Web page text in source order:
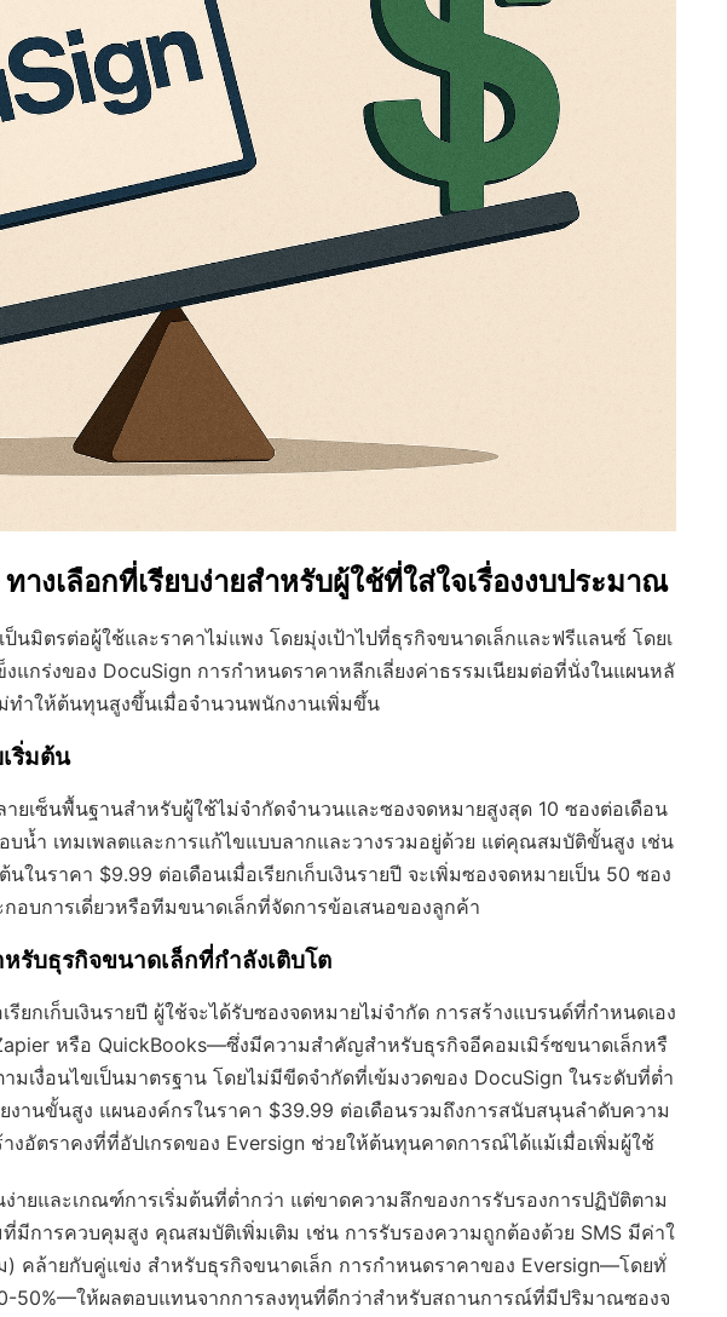
งเลือกที่เรียบง่ายสำหรับผู้ใช้ที่ใส่ใจเรื่องงบประมาณ
ป็นมิตรต่อผู้ใช้และราคาไม่แพง โดยมุ่งเป้าไปที่ธุรกิจขนาดเล็กและฟรีแลนซ์ โดยเ
แกร่งของ DocuSign การกำหนดราคาหลีกเลี่ยงค่าธรรมเนียมต่อที่นั่งในแผนหลั
ทำให้ต้นทุนสูงขึ้นเมื่อจำนวนพนักงานเพิ่มขึ้น
ริ่มต้น
ยเซ็นพื้นฐานสำหรับผู้ใช้ไม่จำกัดจำนวนและซองจดหมายสูงสุด 10 ซองต่อเดือน
บน้ำ เทมเพลตและการแก้ไขแบบลากและวางรวมอยู่ด้วย แต่คุณสมบัติขั้นสูง เช่น
ในราคา $9.99 ต่อเดือนเมื่อเรียกเก็บเงินรายปี จะเพิ่มซองจดหมายเป็น 50 ซอง
กอบการเดี่ยวหรือทีมขนาดเล็กที่จัดการข้อเสนอของลูกค้า
รับธุรกิจขนาดเล็กที่กำลังเติบโต
ยกเก็บเงินรายปี ผู้ใช้จะได้รับซองจดหมายไม่จำกัด การสร้างแบรนด์ที่กำหนดเอง
หรือ QuickBooks—ซึ่งมีความสำคัญสำหรับธุรกิจอีคอมเมิร์ซขนาดเล็กหรื
เงื่อนไขเป็นมาตรฐาน โดยไม่มีขีดจำกัดที่เข้มงวดของ DocuSign ในระดับที่ต่ำ
งานขั้นสูง แผนองค์กรในราคา $39.99 ต่อเดือนรวมถึงการสนับสนุนลำดับความ
งอัตราคงที่ที่อัปเกรดของ Eversign ช่วยให้ต้นทุนคาดการณ์ได้แม้เมื่อเพิ่มผู้ใช้
ง่ายและเกณฑ์การเริ่มต้นที่ต่ำกว่า แต่ขาดความลึกของการรับรองการปฏิบัติตาม
การควบคุมสูง คุณสมบัติเพิ่มเติม เช่น การรับรองความถูกต้องด้วย SMS มีค่าใ
คล้ายกับคู่แข่ง สำหรับธุรกิจขนาดเล็ก การกำหนดราคาของ Eversign—โดยทั่
50%—ให้ผลตอบแทนจากการลงทุนที่ดีกว่าสำหรับสถานการณ์ที่มีปริมาณซองจ